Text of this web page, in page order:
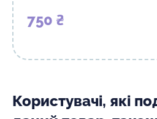
750 ₴
Користувачі, які